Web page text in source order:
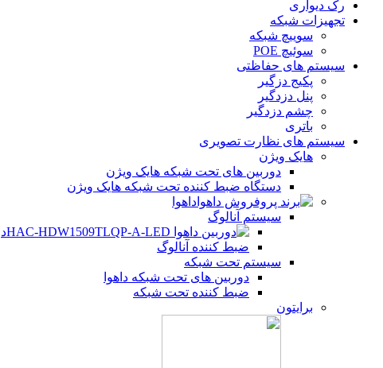
رک دیواری
تجهیزات شبکه
سوییچ شبکه
سوئیچ POE
سیستم های حفاظتی
پکیج دزگیر
پنل دزدگیر
چشم دزدگیر
باتری
سیستم های نظارت تصویری
هایک ویژن
دوربین های تحت شبکه هایک ویژن
دستگاه ضبط کننده تحت شبکه هایک ویژن
داهوا
سیستم آنالوگ
ضبط کننده آنالوگ
سیستم تحت شبکه
دوربین های تحت شبکه داهوا
ضبط کننده تحت شبکه
برایتون